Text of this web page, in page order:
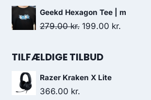
1,099.00 kr..
price
was:
price
Geekd Hexagon Tee | m
279.00kr. Original
was:
199.00 kr.
TILFÆLDIGE TILBUD
Razer Kraken X Lite
366.00 kr.